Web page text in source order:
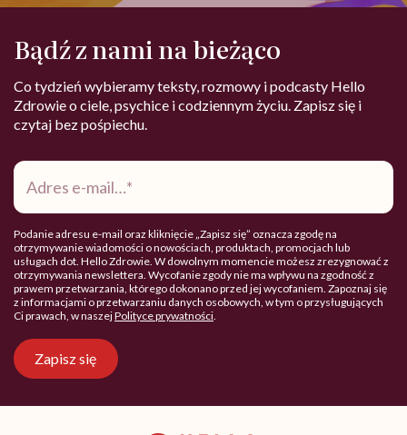
Bądź z nami na bieżąco
Co tydzień wybieramy teksty, rozmowy i podcasty Hello
Zdrowie o ciele, psychice i codziennym życiu. Zapisz się i
czytaj bez pośpiechu.
Adres
mail*
Podanie adresu e-mail oraz kliknięcie „Zapisz się” oznacza zgodę na
otrzymywanie wiadomości o nowościach, produktach, promocjach lub
usługach dot. Hello Zdrowie. W dowolnym momencie możesz zrezygnować z
otrzymywania newslettera. Wycofanie zgody nie ma wpływu na zgodność z
prawem przetwarzania, którego dokonano przed jej wycofaniem. Zapoznaj się
z informacjami o przetwarzaniu danych osobowych, w tym o przysługujących
Ci prawach, w naszejPolityce prywatności.
Zapisz się